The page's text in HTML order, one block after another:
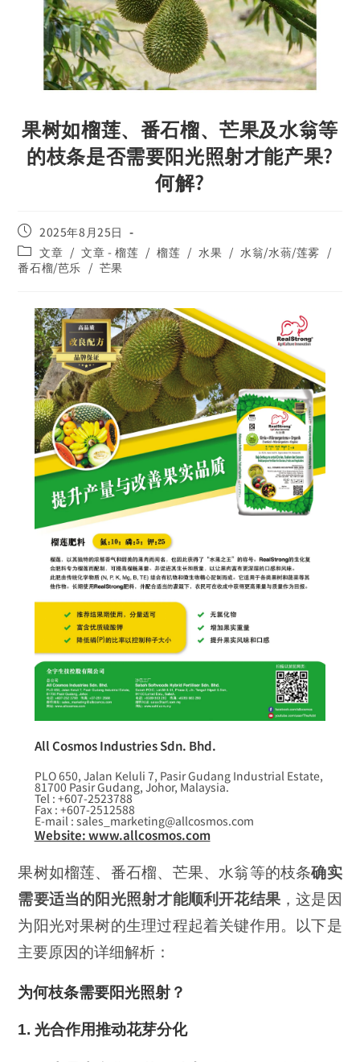
果树如榴莲、番石榴、芒果及水翁等
的枝条是否需要阳光照射才能产果?
何解?
2025年8月25日
文章 / 文章 - 榴莲 / 榴莲 / 水果 / 水翁/水蓊/莲雾 /
番石榴/芭乐 / 芒果
All Cosmos Industries Sdn. Bhd.
PLO 650, Jalan Keluli 7, Pasir Gudang Industrial Estate,
81700 Pasir Gudang, Johor, Malaysia.
Tel : +607-2523788
Fax : +607-2512588
E-mail : sales_marketing@allcosmos.com
Website: www.allcosmos.com
果树如榴莲、番石榴、芒果、水翁等的枝条确实
需要适当的阳光照射才能顺利开花结果，这是因
为阳光对果树的生理过程起着关键作用。以下是
主要原因的详细解析：
为何枝条需要阳光照射？
1.光合作用推动花芽分化